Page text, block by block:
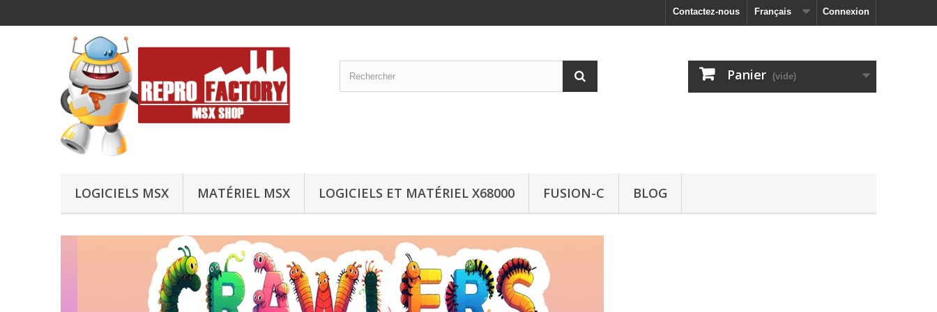
Connexion
Français
Contactez-nous
Panier (vide)
LOGICIELS MSX MATÉRIEL MSX LOGICIELS ET MATÉRIEL X68000 FUSION-C BLOG